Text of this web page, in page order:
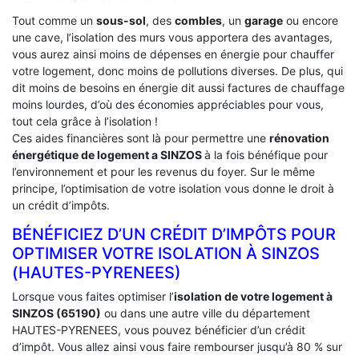
Tout comme un sous-sol, des combles, un garage ou encore
une cave, l’isolation des murs vous apportera des avantages,
vous aurez ainsi moins de dépenses en énergie pour chauffer
votre logement, donc moins de pollutions diverses. De plus, qui
dit moins de besoins en énergie dit aussi factures de chauffage
moins lourdes, d’où des économies appréciables pour vous,
tout cela grâce à l’isolation !
Ces aides financières sont là pour permettre une rénovation
énergétique de logement aSINZOSà la fois bénéfique pour
l’environnement et pour les revenus du foyer. Sur le même
principe, l’optimisation de votre isolation vous donne le droit à
un crédit d’impôts.
BÉNÉFICIEZ D’UN CRÉDIT D’IMPÔTS POUR
OPTIMISER VOTRE ISOLATION À ‎SINZOS
(HAUTES-PYRENEES)
Lorsque vous faites optimiser l’isolation de votre logement à
SINZOS (65190) ou dans une autre ville du département
HAUTES-PYRENEES, vous pouvez bénéficier d’un crédit
d’impôt. Vous allez ainsi vous faire rembourser jusqu’à 80 % sur